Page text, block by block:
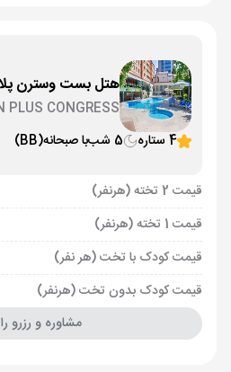
هتل بست وسترن
PLUS CONGRESS
4 ستاره
5 شب با صبحانه(BB)
قیمت 2 تخته (هرنفر)
قیمت 1 تخته (هرنفر)
قیمت کودک با تخت (هر نفر)
قیمت کودک بدون تخت (هرنفر)
مشاوره و رزرو